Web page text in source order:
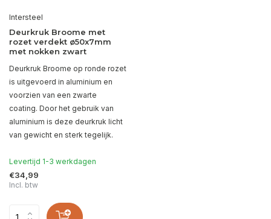
Intersteel
Deurkruk Broome met
rozet verdekt ø50x7mm
met nokken zwart
Deurkruk Broome op ronde rozet
is uitgevoerd in aluminium en
voorzien van een zwarte
coating. Door het gebruik van
aluminium is deze deurkruk licht
van gewicht en sterk tegelijk.
Levertijd 1-3 werkdagen
€34,99
Incl. btw